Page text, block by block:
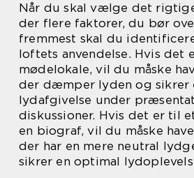
Når du skal vælge det
der flere faktorer, du bør
fremmest skal du
loftets anvendelse. Hvis det
mødelokale, vil du måske
der dæmper lyden og sikrer
lydafgivelse under
diskussioner. Hvis det er til
en biograf, vil du måske
der har en mere neutral
sikrer en optimal